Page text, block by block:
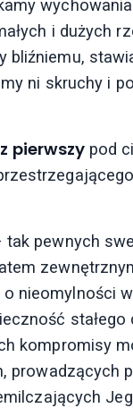
i dużych
bliźniemu,
ni skruchy i
pierwszy pod
tak pewnych
nieomylności
stałego
kompromisy
prowadzących